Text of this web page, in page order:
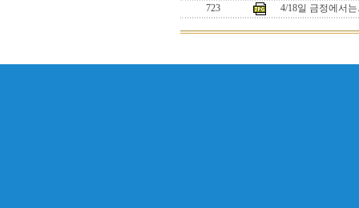
723 4/18일 금정에서는